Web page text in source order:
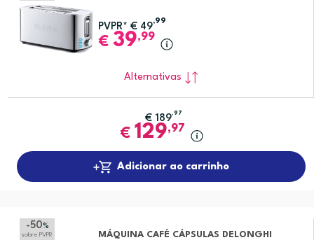
PVPR* € 49
,99
€ 39,99
Alternativas
€ 189,97
€ 129,97
Adicionar ao carrinho
-50 %
sobre PVPR
MÁQUINA CAFÉ CÁPSULAS DELONGHI